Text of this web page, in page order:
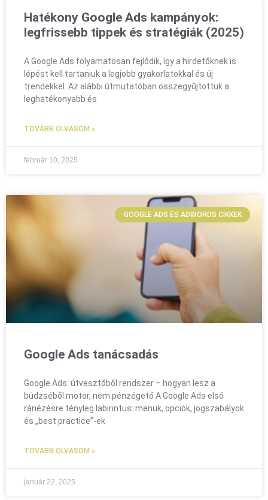
Hatékony Google Ads kampányok:
legfrissebb tippek és stratégiák (2025)
A Google Ads folyamatosan fejlődik, így a hirdetőknek is
lépést kell tartaniuk a legjobb gyakorlatokkal és új
trendekkel. Az alábbi útmutatóban összegyűjtöttük a
leghatékonyabb és
TOVÁBB OLVASOM »
február 10, 2025
GOOGLE ADS ÉS ADWORDS CIKKEK
Google Ads tanácsadás
Google Ads: útvesztőből rendszer – hogyan lesz a
büdzséből motor, nem pénzégető A Google Ads első
ránézésre tényleg labirintus: menük, opciók, jogszabályok
és „best practice”‑ek
TOVÁBB OLVASOM »
január 22, 2025